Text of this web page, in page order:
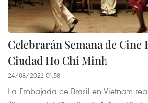
Celebrarán Semana de Cine
Ciudad Ho Chi Minh
24/08/2022 01:58
La Embajada de Brasil en Vietnam